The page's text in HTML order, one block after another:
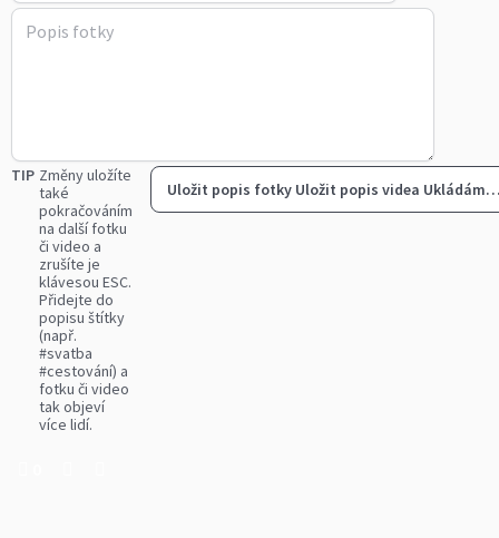
TIP Změny uložíte
také
pokračováním
na další fotku
či video a
zrušíte je
klávesou ESC.
Přidejte do
popisu štítky
(např.
#svatba
#cestování) a
fotku či video
tak objeví
více lidí.
Uložit popis fotky Uložit popis videa